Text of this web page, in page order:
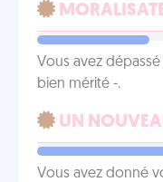
Vous avez
bien mérité -.
UN
Vous avez donné